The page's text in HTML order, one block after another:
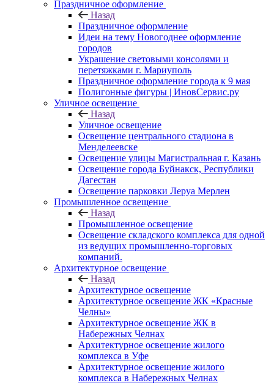
Праздничное оформление
Назад
Праздничное оформление
Идеи на тему Новогоднее оформление
городов
Украшение световыми консолями и
перетяжками г. Мариуполь
Праздничное оформление города к 9 мая
Полигонные фигуры | ИновСервис.ру
Уличное освещение
Назад
Уличное освещение
Освещение центрального стадиона в
Менделеевске
Освещение улицы Магистральная г. Казань
Освещение города Буйнакск, Республики
Дагестан
Освещение парковки Леруа Мерлен
Промышленное освещение
Назад
Промышленное освещение
Освещение складского комплекса для одной
из ведущих промышленно-торговых
компаний.
Архитектурное освещение
Назад
Архитектурное освещение
Архитектурное освещение ЖК «Красные
Челны»
Архитектурное освещение ЖК в
Набережных Челнах
Архитектурное освещение жилого
комплекса в Уфе
Архитектурное освещение жилого
комплекса в Набережных Челнах